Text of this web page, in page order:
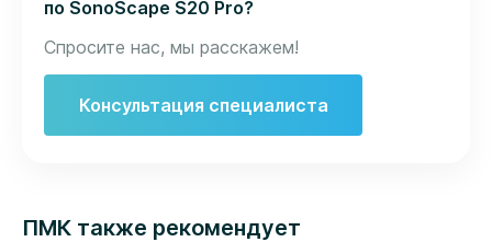
по SonoScape S20 Pro?
Спросите нас, мы расскажем!
Консультация специалиста
ПМК также рекомендует